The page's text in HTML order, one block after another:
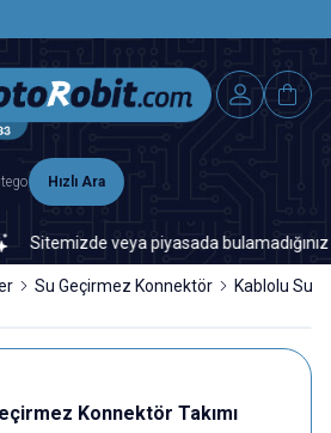
Hızlı Ara
Sitemizde veya piyasada bulamadığınız
Su Geçirmez Konnektör Kablolu Su
Konnektör Takımı